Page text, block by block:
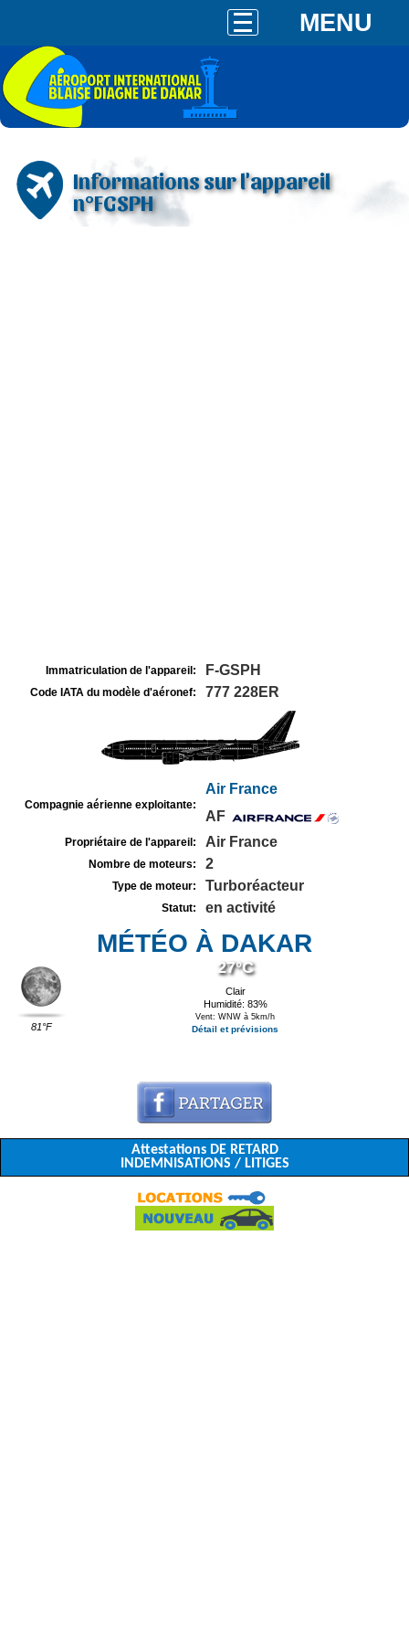
MENU
Informations sur l'appareil
n°FGSPH
Immatriculation de l'appareil: F-GSPH
Code IATA du modèle d'aéronef: 777 228ER
Compagnie aérienne exploitante:
Air France
AF
Propriétaire de l'appareil: Air France
Nombre de moteurs: 2
Type de moteur: Turboréacteur
Statut: en activité
MÉTÉO À DAKAR
81°F
27°C
Clair
Humidité: 83%
Vent: WNW à 5km/h
Détail et prévisions
Attestations DE RETARD
INDEMNISATIONS / LITIGES